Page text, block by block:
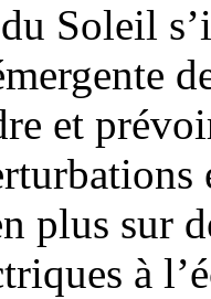
Soleil
et
plus sur
à